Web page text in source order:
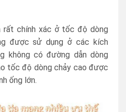
rất chính xác ở tốc độ dòng
được sử dụng ở các kích
không có đường dẫn dòng
tốc độ dòng chảy cao được
ống lớn.